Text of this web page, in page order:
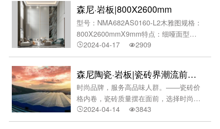
名商标品牌为目的，同时以T/GDTA004-
2023《广东高价值商标品牌评价规范》为
标准，对广东省五大重点产业的品牌进行
科学规范、公平公正的评审。匠心品质！
每一份荣誉的认可，来源于品牌塑造、变
15年+佛
战略的步伐，在工作
森尼·岩板|800X2600mm
型号：NMA682AS0160-L2木雅图规格：
800X2600mmX9mm特点：细哑面‍型
号：NMA682AS0161-L2雅诺灰规格：
800X2600mmX9mm特点：细哑面型
800X2600mmX9mm特点：细哑+精雕型
号：NMA682AS0998-L3扶霜灰规格：
800X2600mmX9mm特点：细哑+精雕型
号：NMA682AS0999-L3名流灰规格：
800X2600mmX9mm特点：细哑+精雕型
2024-04-17 2909
森尼陶瓷·岩板|瓷砖界潮流前线诚意招商
时尚品牌，服务高品味人群。——瓷砖价
格内卷，瓷砖质量摆在面前，选择时尚品
牌，服务高品位人群。加盟瓷砖时尚品
牌，解锁流量密码。森尼陶瓷·岩板，七大
2024-04-14 3843